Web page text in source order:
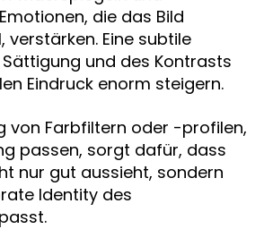
die das Bild
verstärken. Eine subtile
und des Kontrasts
Eindruck enorm steigern.
von Farbfiltern oder -profilen,
passen, sorgt dafür, dass
nur gut aussieht, sondern
Identity des